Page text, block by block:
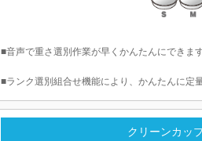
■音声で重さ選別作業が早くかんたんにできます
■ランク選別組合せ機能により、かんたんに定
クリーンカッ